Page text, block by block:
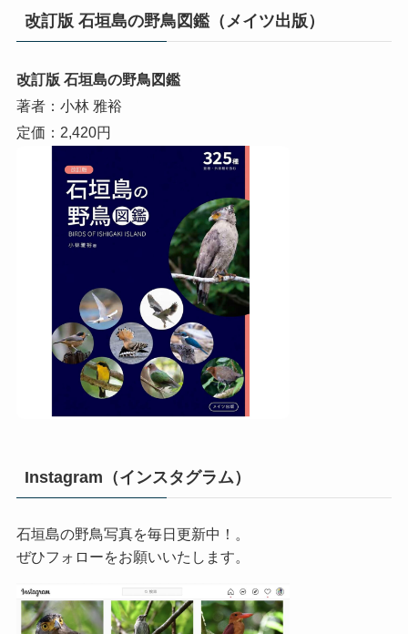
改訂版 石垣島の野鳥図鑑（メイツ出版）
改訂版 石垣島の野鳥図鑑
著者：小林 雅裕
定価：2,420円
Instagram（インスタグラム）
石垣島の野鳥写真を毎日更新中！。
ぜひフォローをお願いいたします。